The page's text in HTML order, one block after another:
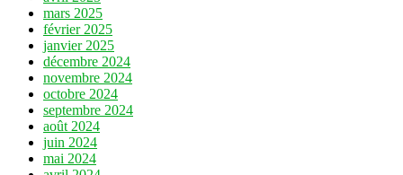
mars 2025
février 2025
janvier 2025
décembre 2024
novembre 2024
octobre 2024
septembre 2024
août 2024
juin 2024
mai 2024